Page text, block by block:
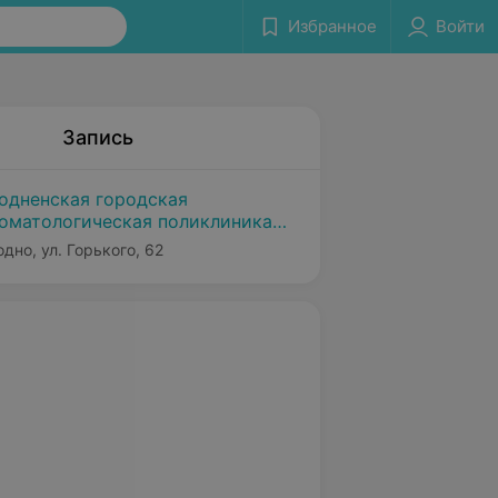
Избранное Войти
Запись
городская
поликлиника
ул. Горького, 62